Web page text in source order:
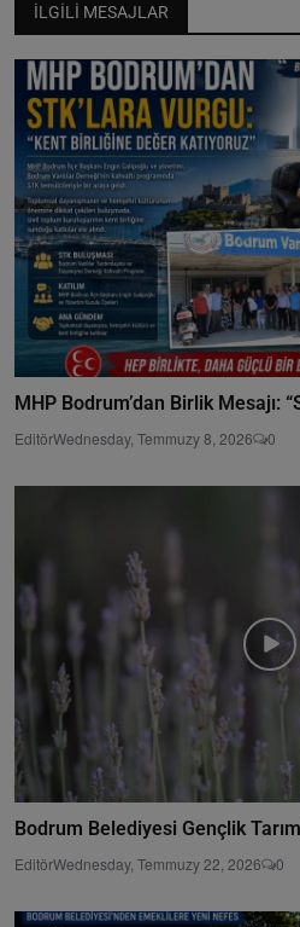
İLGILI MESAJLAR
MHP Bodrum’dan Birlik Mesajı:
EditörWednesday, Temmuzy 8, 2026 0
Bodrum Belediyesi Gençlik
EditörWednesday, Temmuzy 22, 2026 0